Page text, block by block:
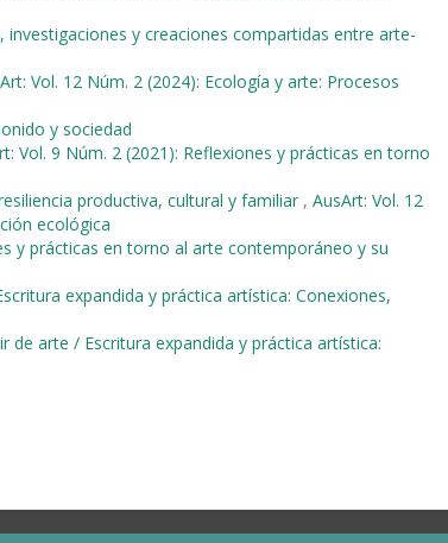
investigaciones y creaciones compartidas entre arte-
Vol. 12 Núm. 2 (2024): Ecología y arte: Procesos
y sociedad
Vol. 9 Núm. 2 (2021): Reflexiones y prácticas en torno
productiva, cultural y familiar , AusArt: Vol. 12
ecológica
y prácticas en torno al arte contemporáneo y su
expandida y práctica artística: Conexiones,
de arte / Escritura expandida y práctica artística: